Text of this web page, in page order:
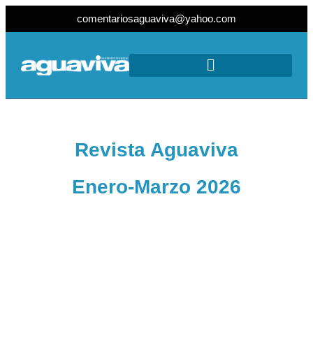
comentariosaguaviva@yahoo.com
Revista Aguaviva
Enero-Marzo 2026